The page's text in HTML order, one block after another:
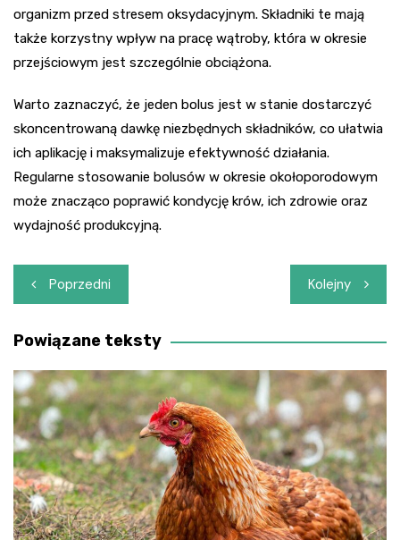
organizm przed stresem oksydacyjnym. Składniki te mają
także korzystny wpływ na pracę wątroby, która w okresie
przejściowym jest szczególnie obciążona.
Warto zaznaczyć, że jeden bolus jest w stanie dostarczyć
skoncentrowaną dawkę niezbędnych składników, co ułatwia
ich aplikację i maksymalizuje efektywność działania.
Regularne stosowanie bolusów w okresie okołoporodowym
może znacząco poprawić kondycję krów, ich zdrowie oraz
wydajność produkcyjną.
Nawigacja
wpisu
Poprzedni Kolejny
Powiązane teksty